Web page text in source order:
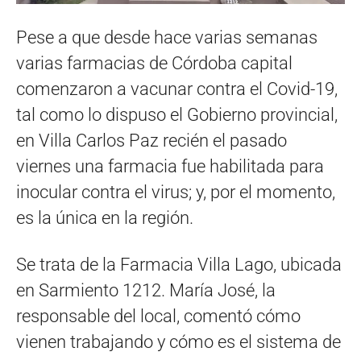
Pese a que desde hace varias semanas
varias farmacias de Córdoba capital
comenzaron a vacunar contra el Covid-19,
tal como lo dispuso el Gobierno provincial,
en Villa Carlos Paz recién el pasado
viernes una farmacia fue habilitada para
inocular contra el virus; y, por el momento,
es la única en la región.
Se trata de la Farmacia Villa Lago, ubicada
en Sarmiento 1212. María José, la
responsable del local, comentó cómo
vienen trabajando y cómo es el sistema de